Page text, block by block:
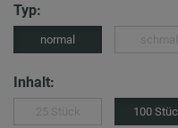
Typ:
normal
Inhalt:
100